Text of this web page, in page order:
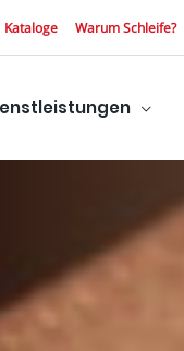
Kataloge Warum Schleife?